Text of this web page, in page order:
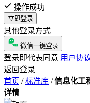
操作成功
立即登录
其他登录方式
微信一键登录
登录即代表同意 用户协
返回登录
首页 / 标准库 / 信息化工
详情